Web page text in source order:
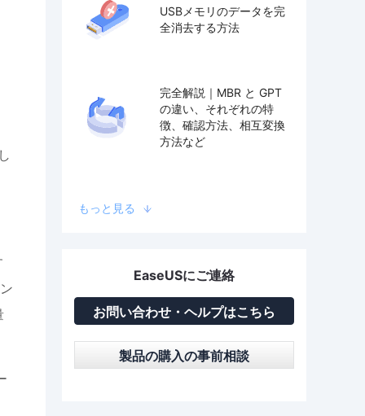
USBメモリのデータを完
全消去する方法
完全解説｜MBR と GPT
の違い、それぞれの特
徴、確認方法、相互変換
方法など
もっと見る
EaseUSにご連絡
お問い合わせ・ヘルプはこちら
製品の購入の事前相談